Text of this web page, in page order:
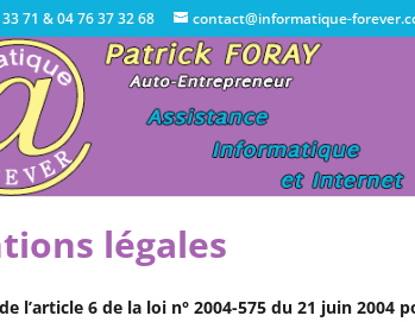
71 & 04 76 37 32 68 contact@informatique-
légales
l’article 6 de la loi n° 2004-575 du 21 juin